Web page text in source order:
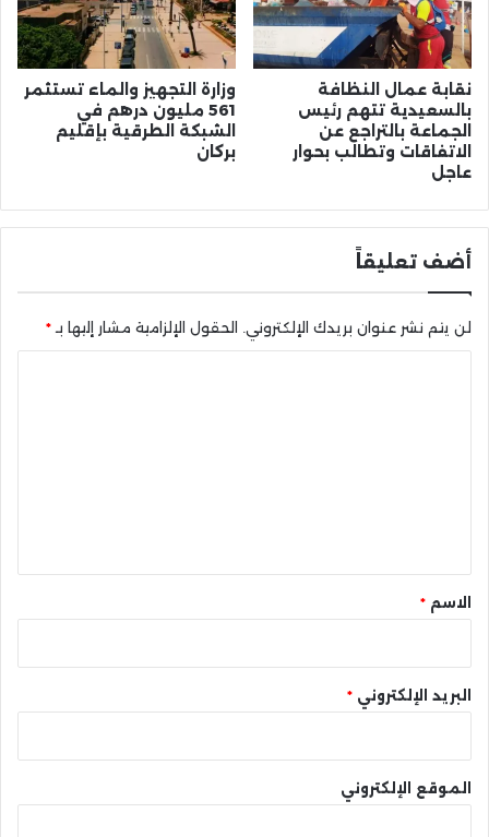
نقابة عمال النظافة
بالسعيدية تتهم رئيس
الجماعة بالتراجع عن
الاتفاقات وتطالب بحوار
عاجل
وزارة التجهيز والماء تستثمر
561 مليون درهم في
الشبكة الطرقية بإقليم
بركان
أضف تعليقاً
لن يتم نشر عنوان بريدك الإلكتروني. الحقول الإلزامية مشار إليها بـ*
* الاسم *
البريد الإلكتروني *
الموقع الإلكتروني